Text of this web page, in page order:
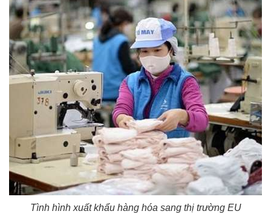
Tình hình xuất khẩu hàng hóa sang thị trường EU